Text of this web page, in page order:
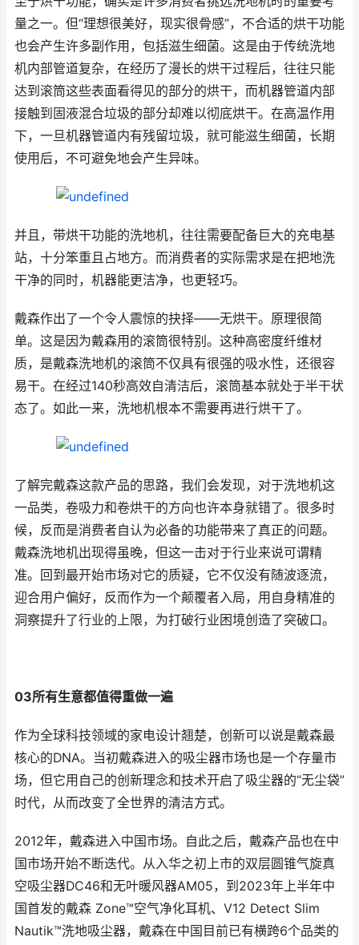
量之一。但“理想很美好，现实很骨感”，不合适的烘干功能
也会产生许多副作用，包括滋生细菌。这是由于传统洗地
机内部管道复杂，在经历了漫长的烘干过程后，往往只能
达到滚筒这些表面看得见的部分的烘干，而机器管道内部
接触到固液混合垃圾的部分却难以彻底烘干。在高温作用
下，一旦机器管道内有残留垃圾，就可能滋生细菌，长期
使用后，不可避免地会产生异味。
并且，带烘干功能的洗地机，往往需要配备巨大的充电基
站，十分笨重且占地方。而消费者的实际需求是在把地洗
干净的同时，机器能更洁净，也更轻巧。
戴森作出了一个令人震惊的抉择——无烘干。原理很简
单。这是因为戴森用的滚筒很特别。这种高密度纤维材
质，是戴森洗地机的滚筒不仅具有很强的吸水性，还很容
易干。在经过140秒高效自清洁后，滚筒基本就处于半干状
态了。如此一来，洗地机根本不需要再进行烘干了。
了解完戴森这款产品的思路，我们会发现，对于洗地机这
一品类，卷吸力和卷烘干的方向也许本身就错了。很多时
候，反而是消费者自认为必备的功能带来了真正的问题。
戴森洗地机出现得虽晚，但这一击对于行业来说可谓精
准。回到最开始市场对它的质疑，它不仅没有随波逐流，
迎合用户偏好，反而作为一个颠覆者入局，用自身精准的
洞察提升了行业的上限，为打破行业困境创造了突破口。
03所有生意都值得重做一遍
作为全球科技领域的家电设计翘楚，创新可以说是戴森最
核心的DNA。当初戴森进入的吸尘器市场也是一个存量市
场，但它用自己的创新理念和技术开启了吸尘器的“无尘袋”
时代，从而改变了全世界的清洁方式。
2012年，戴森进入中国市场。自此之后，戴森产品也在中
国市场开始不断迭代。从入华之初上市的双层圆锥气旋真
空吸尘器DC46和无叶暖风器AM05，到2023年上半年中
国首发的戴森 Zone™空气净化耳机、V12 Detect Slim
Nautik™洗地吸尘器，戴森在中国目前已有横跨6个品类的